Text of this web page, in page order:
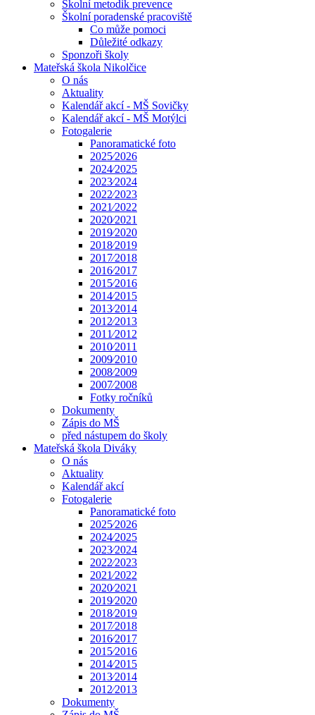
Školní metodik prevence
Školní poradenské pracoviště
Co může pomoci
Důležité odkazy
Sponzoři školy
Mateřská škola Nikolčice
O nás
Aktuality
Kalendář akcí - MŠ Sovičky
Kalendář akcí - MŠ Motýlci
Fotogalerie
Panoramatické foto
2025⁄2026
2024⁄2025
2023⁄2024
2022⁄2023
2021⁄2022
2020⁄2021
2019⁄2020
2018⁄2019
2017⁄2018
2016⁄2017
2015⁄2016
2014⁄2015
2013⁄2014
2012⁄2013
2011⁄2012
2010⁄2011
2009⁄2010
2008⁄2009
2007⁄2008
Fotky ročníků
Dokumenty
Zápis do MŠ
před nástupem do školy
Mateřská škola Diváky
O nás
Aktuality
Kalendář akcí
Fotogalerie
Panoramatické foto
2025⁄2026
2024⁄2025
2023⁄2024
2022⁄2023
2021⁄2022
2020⁄2021
2019⁄2020
2018⁄2019
2017⁄2018
2016⁄2017
2015⁄2016
2014⁄2015
2013⁄2014
2012⁄2013
Dokumenty